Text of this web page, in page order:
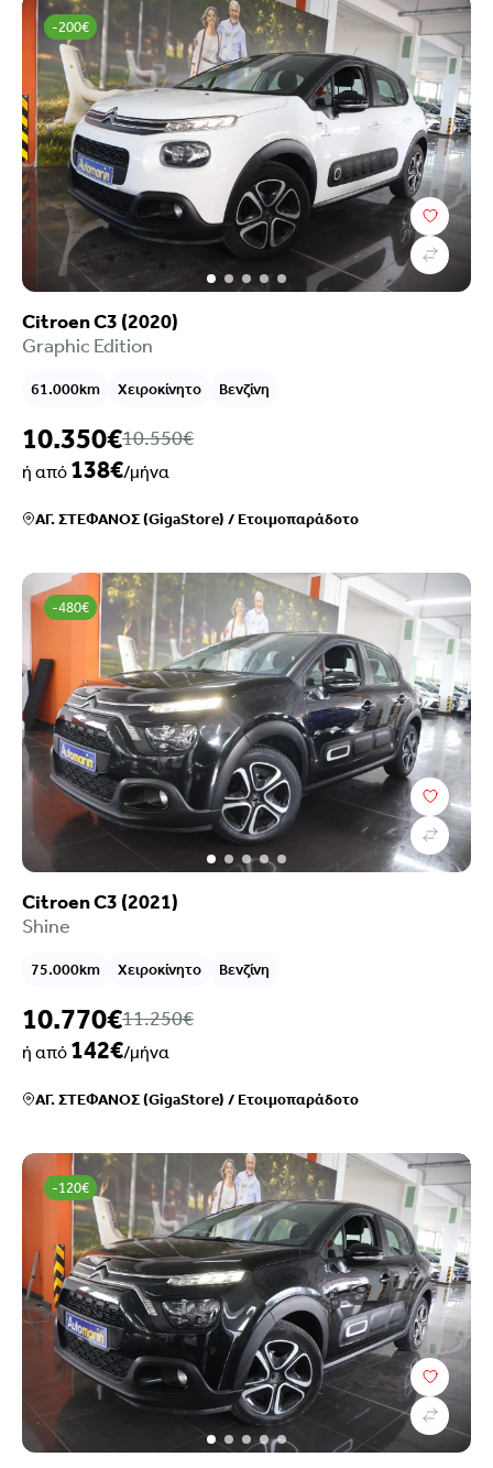
-200€
Citroen C3 (2020)
Graphic Edition
61.000km Χειροκίνητο Βενζίνη
10.350€10.550€
ή από 138€/μήνα
ΑΓ. ΣΤΕΦΑΝΟΣ (GigaStore) /Ετοιμοπαράδοτο
-480€
Citroen C3 (2021)
Shine
75.000km Χειροκίνητο Βενζίνη
10.770€11.250€
ή από 142€/μήνα
ΑΓ. ΣΤΕΦΑΝΟΣ (GigaStore) /Ετοιμοπαράδοτο
-120€